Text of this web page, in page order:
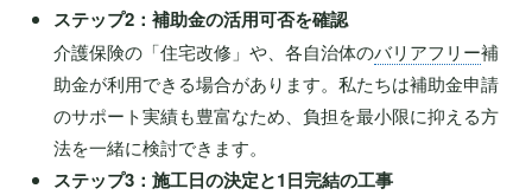
ステップ2：補助金の活用可否を確認
介護保険の「住宅改修」や、各自治体のバリアフリー補
助金が利用できる場合があります。私たちは補助金申請
のサポート実績も豊富なため、負担を最小限に抑える方
法を一緒に検討できます。
ステップ3：施工日の決定と1日完結の工事